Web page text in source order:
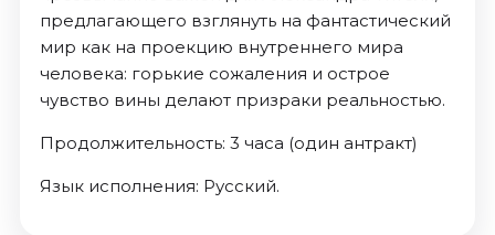
предлагающего взглянуть на фантастический
мир как на проекцию внутреннего мира
человека: горькие сожаления и острое
чувство вины делают призраки реальностью.
Продолжительность: 3 часа (один антракт)
Язык исполнения: Русский.